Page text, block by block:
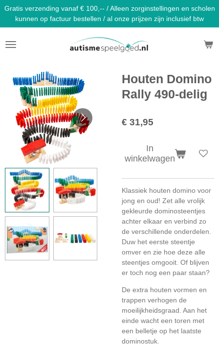
Ga
direct
naar
de
hoofdinhoud
Gratis verzending vanaf € 100,-- / Alleen zorginstellingen en scholen
kunnen op factuur bestellen / al onze prijzen zijn inclusief btw
Houten Domino
Rally 490-delig
€ 31,95
In
winkelwagen
Klassiek houten domino voor
jong en oud! Zet alle vrolijk
gekleurde dominosteentjes
achter elkaar en verbind zo
de verschillende onderdelen.
Duw het eerste steentje
omver en zie hoe deze alle
steentjes omgooit. Of blijven
er toch nog een paar staan?
De extra houten vormen en
trappen verhogen de
moeilijkheidsgraad. Aan het
einde wacht een toren met
een belletje op het laatste
dominostuk.